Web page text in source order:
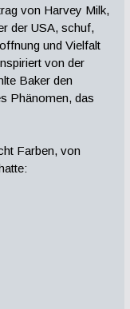
von Harvey Milk,
der USA, schuf,
und Vielfalt
von der
Baker den
Phänomen, das
Farben, von